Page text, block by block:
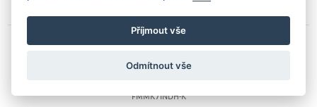
Příjmout vše
Odmítnout vše
Forge Motorsport Silikonová hadice sání 1,8 &
FMMK7INDH-K